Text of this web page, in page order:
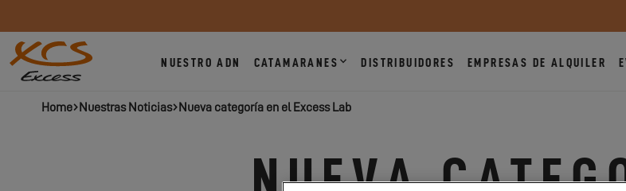
NUESTRO ADN CATAMARANES DISTRIBUIDORES EMPRESAS DE ALQUILER
Home Nuestras Noticias Nueva categoría en el Excess Lab
NUEVA